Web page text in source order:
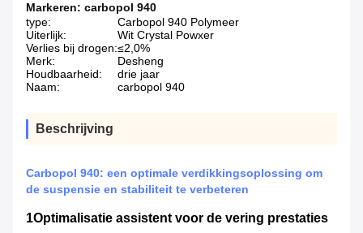
Markeren: carbopol 940
type:
Carbopol 940 Polymeer
Uiterlijk:
Wit Crystal Powxer
Verlies bij drogen:≤2,0%
Merk:
Desheng
Houdbaarheid:
drie jaar
Naam:
carbopol 940
Beschrijving
Carbopol 940: een optimale verdikkingsoplossing om
de suspensie en stabiliteit te verbeteren
1Optimalisatie assistent voor de vering prestaties